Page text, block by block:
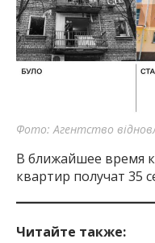
Фото: Агентство
В ближайшее время
квартир получат 35
Читайте также: